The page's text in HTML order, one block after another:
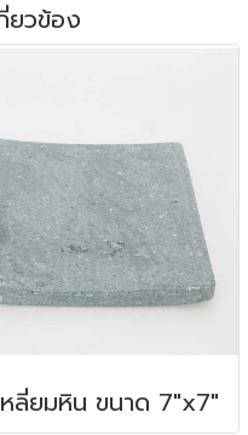
ยวข้อง
หลี่ยมหิน ขนาด 7"x7"